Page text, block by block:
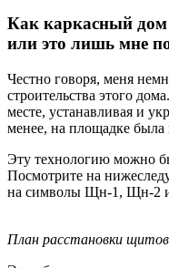
Как каркасный
или это лишь мне
Честно говоря, меня
строительства этого
месте, устанавливая и
менее, на площадке была
Эту технологию можно
Посмотрите на
на символы Щн-1, Щн-2
План расстановки